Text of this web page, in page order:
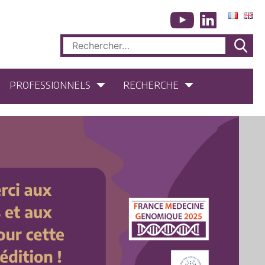
Rechercher :
PROFESSIONNELS RECHERCHE